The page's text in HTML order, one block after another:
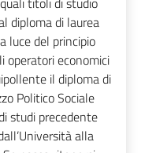
diploma di laurea
luce del principio
operatori economici
il diploma di
Politico Sociale
studi precedente
alla